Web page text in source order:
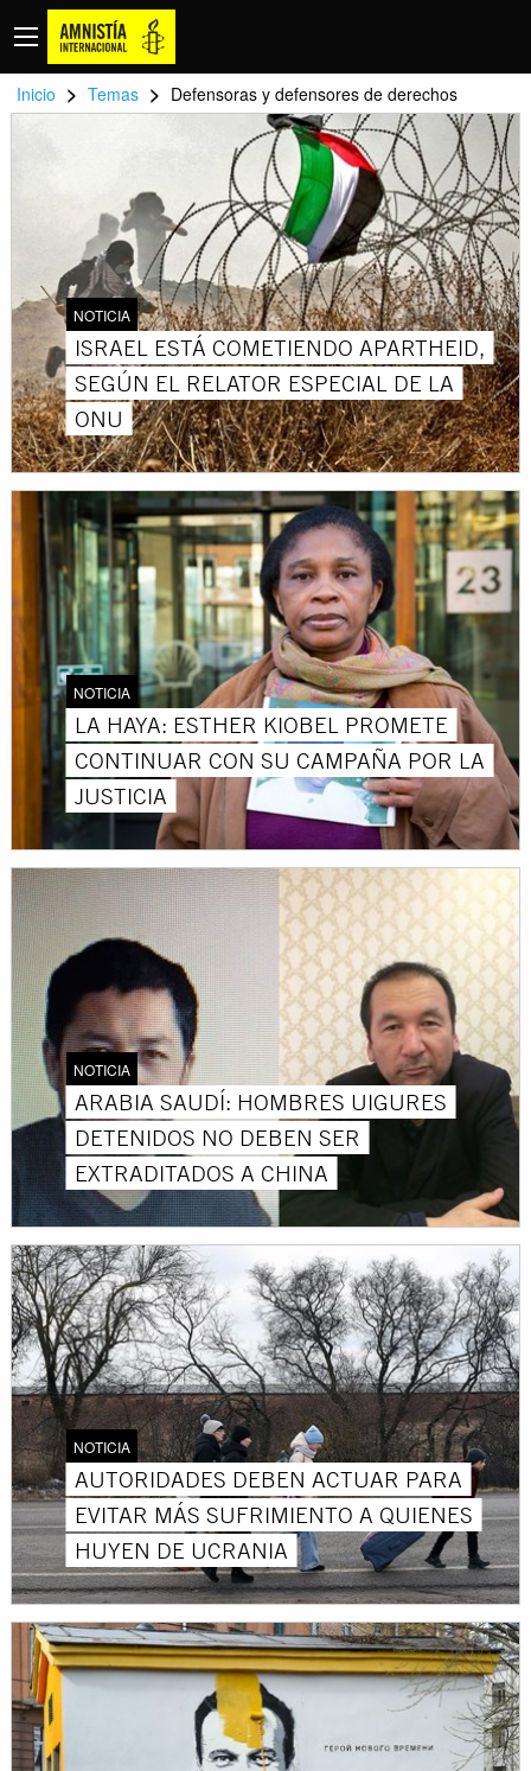
Inicio > Temas > Defensoras y defensores de derechos
NOTICIA
ISRAEL ESTÁ COMETIENDO APARTHEID,
SEGÚN EL RELATOR ESPECIAL DE LA
ONU
NOTICIA
LA HAYA: ESTHER KIOBEL PROMETE
CONTINUAR CON SU CAMPAÑA POR LA
JUSTICIA
NOTICIA
ARABIA SAUDÍ: HOMBRES UIGURES
DETENIDOS NO DEBEN SER
EXTRADITADOS A CHINA
NOTICIA
AUTORIDADES DEBEN ACTUAR PARA
EVITAR MÁS SUFRIMIENTO A QUIENES
HUYEN DE UCRANIA